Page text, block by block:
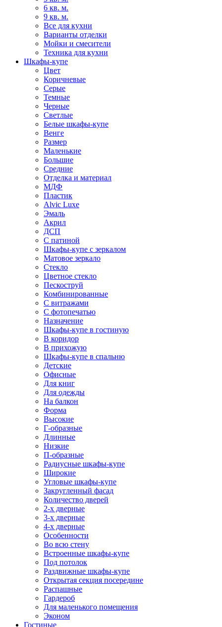
6 кв. м.
9 кв. м.
Все для кухни
Варианты отделки
Мойки и смесители
Техника для кухни
Шкафы-купе
Цвет
Коричневые
Серые
Темные
Черные
Светлые
Белые шкафы-купе
Венге
Размер
Маленькие
Большие
Средние
Отделка и материал
МДФ
Пластик
Alvic Luxe
Эмаль
Акрил
ДСП
С патиной
Шкафы-купе с зеркалом
Матовое зеркало
Стекло
Цветное стекло
Пескоструй
Комбинированные
С витражами
С фотопечатью
Назначение
Шкафы-купе в гостиную
В коридор
В прихожую
Шкафы-купе в спальню
Детские
Офисные
Для книг
Для одежды
На балкон
Форма
Высокие
Г-образные
Длинные
Низкие
П-образные
Радиусные шкафы-купе
Широкие
Угловые шкафы-купе
Закругленный фасад
Количество дверей
2-х дверные
3-х дверные
4-х дверные
Особенности
Во всю стену
Встроенные шкафы-купе
Под потолок
Раздвижные шкафы-купе
Открытая секция посередине
Распашные
Гардероб
Для маленького помещения
Эконом
Гостиные